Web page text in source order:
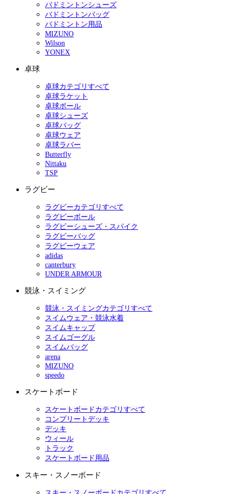
バドミントンシューズ
バドミントンバッグ
バドミントン用品
MIZUNO
Wilson
YONEX
卓球
卓球カテゴリすべて
卓球ラケット
卓球ボール
卓球シューズ
卓球バッグ
卓球ウェア
卓球ラバー
Butterfly
Nittaku
TSP
ラグビー
ラグビーカテゴリすべて
ラグビーボール
ラグビーシューズ・スパイク
ラグビーバッグ
ラグビーウェア
adidas
canterbury
UNDER ARMOUR
競泳・スイミング
競泳・スイミングカテゴリすべて
スイムウェア・競泳水着
スイムキャップ
スイムゴーグル
スイムバッグ
arena
MIZUNO
speedo
スケートボード
スケートボードカテゴリすべて
コンプリートデッキ
デッキ
ウィール
トラック
スケートボード用品
スキー・スノーボード